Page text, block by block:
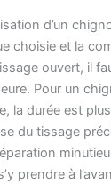
d’un
choisie et la
ouvert, il
Pour un
la durée est
du tissage
prendre à